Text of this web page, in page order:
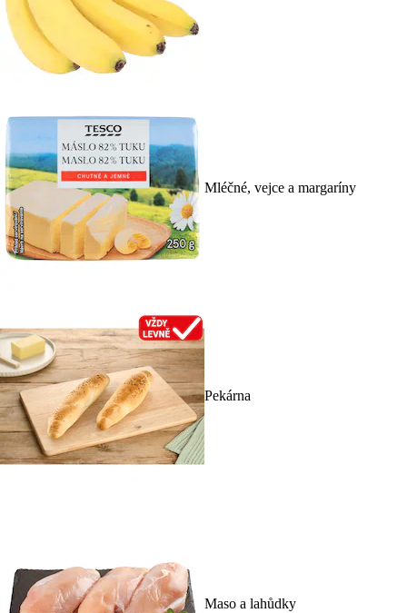
Mléčné, vejce a margaríny
Pekárna
Maso a lahůdky